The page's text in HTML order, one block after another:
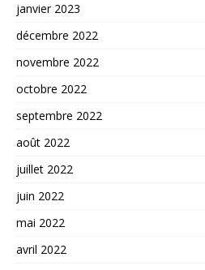
janvier 2023
décembre 2022
novembre 2022
octobre 2022
septembre 2022
août 2022
juillet 2022
juin 2022
mai 2022
avril 2022